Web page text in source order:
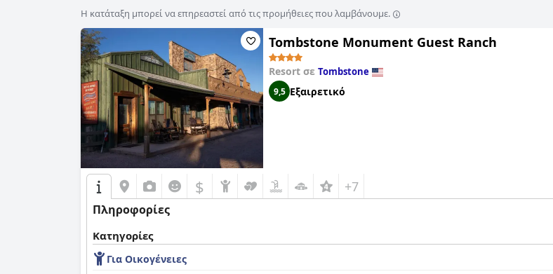
Η κατάταξη μπορεί να επηρεαστεί από τις προμήθειες που λαμβάνουμε.
Tombstone Monument Guest Ranch
Resort σε Tombstone
9,5 Εξαιρετικό
$ +7
Πληροφορίες
Κατηγορίες
Για Οικογένειες